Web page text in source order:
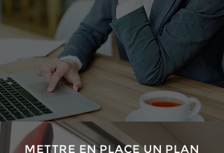
METTRE EN PLACE UN PLAN